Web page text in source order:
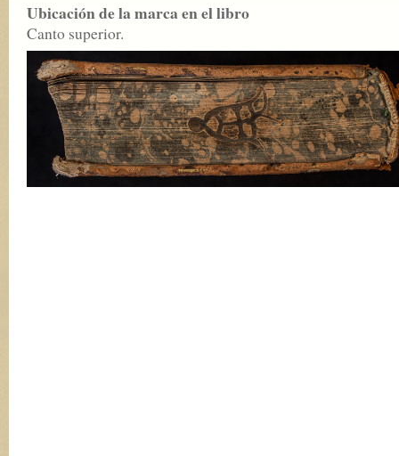
Ubicación de la marca en el libro
Canto superior.